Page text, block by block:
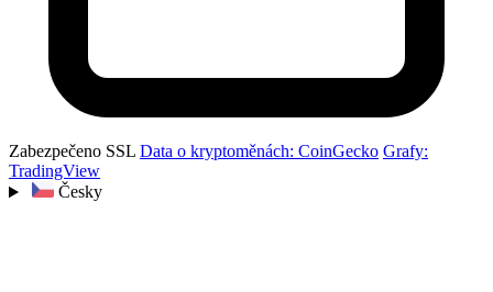
Zabezpečeno SSL Data o kryptoměnách: CoinGecko Grafy:
TradingView
Česky